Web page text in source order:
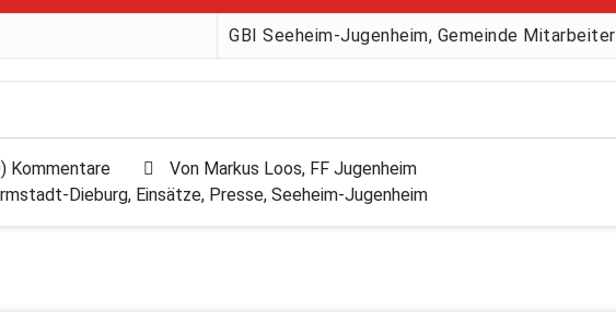
GBI Seeheim-Jugenheim, Gemeinde Mitarbeiter
Kommentare Von Markus Loos, FF Jugenheim
Dieburg, Einsätze, Presse, Seeheim-Jugenheim